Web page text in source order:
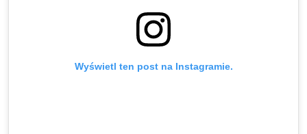
Wyświetl ten post na Instagramie.